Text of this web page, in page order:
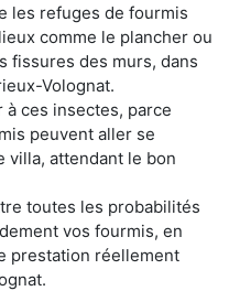
les refuges de fourmis
comme le plancher ou
fissures des murs, dans
Volognat.
ces insectes, parce
peuvent aller se
villa, attendant le bon
toutes les probabilités
vos fourmis, en
prestation réellement